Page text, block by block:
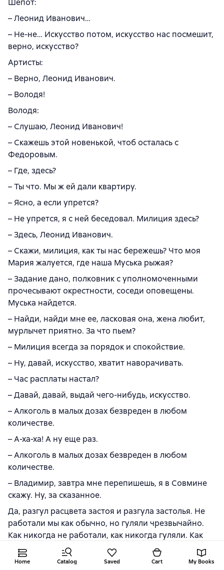
Home Catalog Saved Cart My Books
Шепот:
– Леонид Иванович…
– Не-не… Искусство потом, искусство нас посмешит,
верно, искусство?
Артисты:
– Верно, Леонид Иванович.
– Володя!
Володя:
– Слушаю, Леонид Иванович!
– Скажешь этой новенькой, чтоб осталась с
Федоровым.
– Где, здесь?
– Ты что. Мы ж ей дали квартиру.
– Ясно, а если упрется?
– Не упрется, я с ней беседовал. Милиция здесь?
– Здесь, Леонид Иванович.
– Скажи, милиция, как ты нас бережешь? Что моя
Мария жалуется, где наша Муська рыжая?
– Задание дано, полковник с уполномоченными
прочесывают окрестности, соседи оповещены.
Муська найдется.
– Найди, найди мне ее, ласковая она, жена любит,
мурлычет приятно. За что пьем?
– Милиция всегда за порядок и спокойствие.
– Ну, давай, искусство, хватит наворачивать.
– Час расплаты настал?
– Давай, давай, выдай чего-нибудь, искусство.
– Алкоголь в малых дозах безвреден в любом
количестве.
– А-ха-ха! А ну еще раз.
– Алкоголь в малых дозах безвреден в любом
количестве.
– Владимир, завтра мне перепишешь, я в Совмине
скажу. Ну, за сказанное.
Да, разгул расцвета застоя и разгула застолья. Не
работали мы как обычно, но гуляли чрезвычайно.
Как никогда не работали, как никогда гуляли. Как
обычно – говорил один, и ему вторил второй.
Веселье лилось, анекдоты давали второй и третий